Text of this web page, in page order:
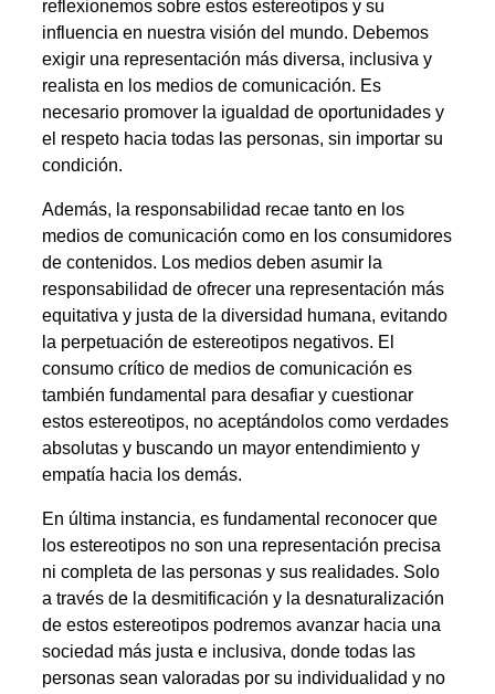
reflexionemos sobre estos estereotipos y su
influencia en nuestra visión del mundo. Debemos
exigir una representación más diversa, inclusiva y
realista en los medios de comunicación. Es
necesario promover la igualdad de oportunidades y
el respeto hacia todas las personas, sin importar su
condición.
Además, la responsabilidad recae tanto en los
medios de comunicación como en los consumidores
de contenidos. Los medios deben asumir la
responsabilidad de ofrecer una representación más
equitativa y justa de la diversidad humana, evitando
la perpetuación de estereotipos negativos. El
consumo crítico de medios de comunicación es
también fundamental para desafiar y cuestionar
estos estereotipos, no aceptándolos como verdades
absolutas y buscando un mayor entendimiento y
empatía hacia los demás.
En última instancia, es fundamental reconocer que
los estereotipos no son una representación precisa
ni completa de las personas y sus realidades. Solo
a través de la desmitificación y la desnaturalización
de estos estereotipos podremos avanzar hacia una
sociedad más justa e inclusiva, donde todas las
personas sean valoradas por su individualidad y no